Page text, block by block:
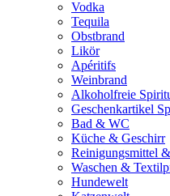
Vodka
Tequila
Obstbrand
Likör
Apéritifs
Weinbrand
Alkoholfreie
Geschenkartikel
Bad & WC
Küche & Geschirr
Reinigungsmittel
Waschen &
Hundewelt